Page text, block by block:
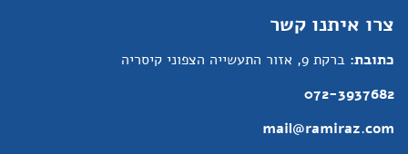
צרו איתנו קשר
כתובת: ברקת 9, אזור התעשייה הצפוני קיסריה
072-3937682
mail@ramiraz.com